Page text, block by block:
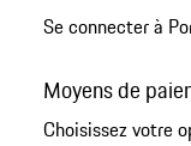
Se connecter à
Moyens de
Choisissez votre